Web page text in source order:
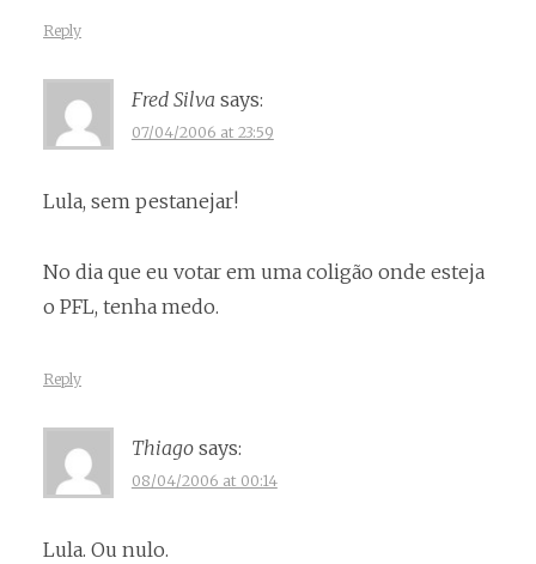
Reply
Fred Silva says:
07/04/2006 at 23:59
Lula, sem pestanejar!
No dia que eu votar em uma coligão onde esteja
o PFL, tenha medo.
Reply
Thiago says:
08/04/2006 at 00:14
Lula. Ou nulo.